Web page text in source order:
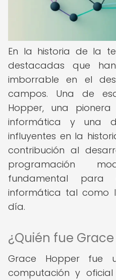
En la historia de la
destacadas que
imborrable en el
campos. Una de
Hopper, una
informática y una
influyentes en la
contribución al
programación
fundamental
informática tal como
día.
¿Quién fue
Grace Hopper fue
computación y